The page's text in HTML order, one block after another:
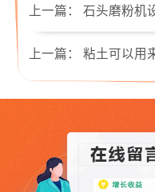
上一篇： 石头磨粉机
上一篇： 粘土可以用来